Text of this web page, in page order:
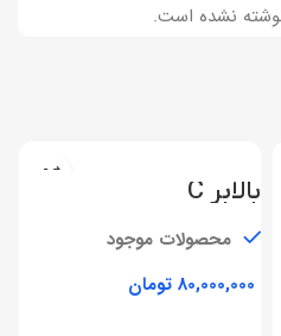
نشده است.
بالابر C
محصولات موجود
تومان